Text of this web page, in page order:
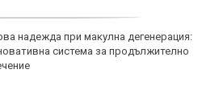
надежда при макулна дегенерация:
система за продължително